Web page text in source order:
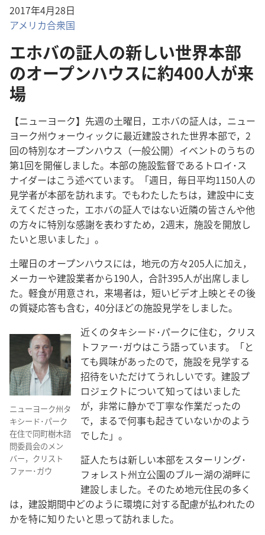
2017年4月28日
アメリカ合衆国
エホバの証人の新しい世界本部
のオープンハウスに約400人が来
場
【ニューヨーク】先週の土曜日，エホバの証人は，ニュー
ヨーク州ウォーウィックに最近建設された世界本部で，2
回の特別なオープンハウス（一般公開）イベントのうちの
第1回を開催しました。本部の施設監督であるトロイ･ス
ナイダーはこう述べています。「週日，毎日平均1150人の
見学者が本部を訪れます。でもわたしたちは，建設中に支
えてくださった，エホバの証人ではない近隣の皆さんや他
の方々に特別な感謝を表わすため，2週末，施設を開放し
たいと思いました」。
土曜日のオープンハウスには，地元の方々205人に加え，
メーカーや建設業者から190人，合計395人が出席しまし
た。軽食が用意され，来場者は，短いビデオ上映とその後
の質疑応答も含む，40分ほどの施設見学をしました。
ニューヨーク州タ
キシード･パーク
在住で同町樹木諮
問委員会のメン
バー，クリスト
ファー･ガウ
近くのタキシード･パークに住む，クリス
トファー･ガウはこう語っています。「と
ても興味があったので，施設を見学する
招待をいただけてうれしいです。建設プ
ロジェクトについて知ってはいました
が，非常に静かで丁寧な作業だったの
で，まるで何事も起きていないかのよう
でした」。
証人たちは新しい本部をスターリング･
フォレスト州立公園のブルー湖の湖畔に
建設しました。そのため地元住民の多く
は，建設期間中どのように環境に対する配慮が払われたの
かを特に知りたいと思って訪れました。